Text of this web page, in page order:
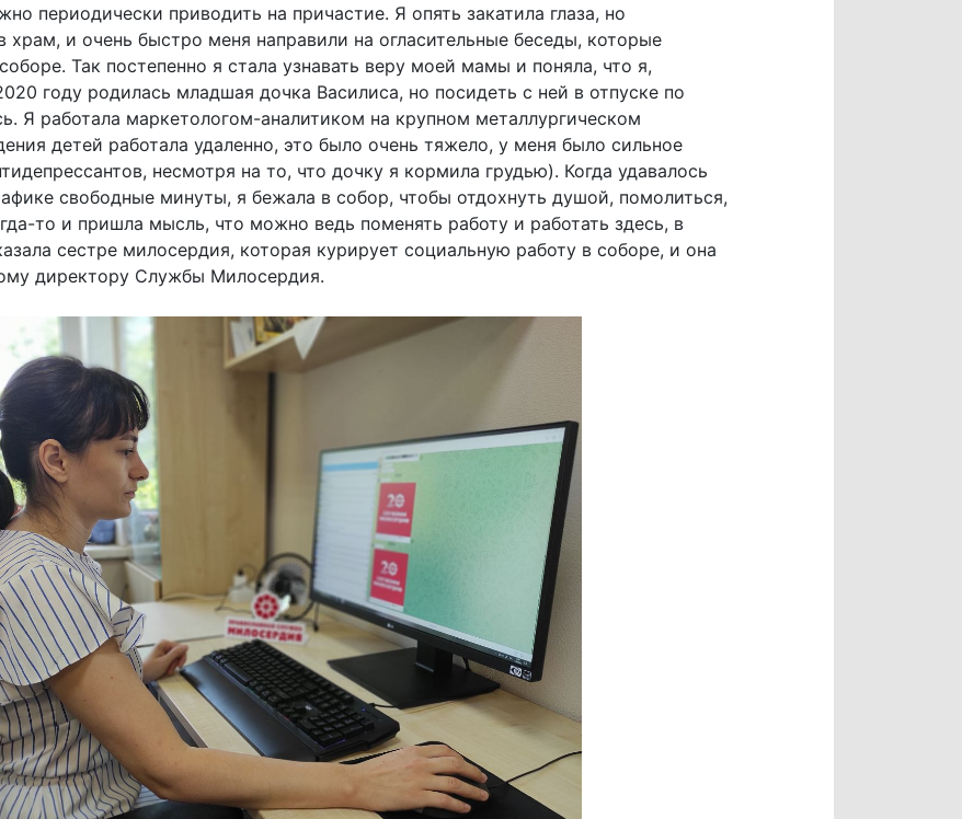
периодически приводить на причастие. Я опять закатила глаза, но
храм, и очень быстро меня направили на огласительные беседы, которые
Так постепенно я стала узнавать веру моей мамы и поняла, что я,
году родилась младшая дочка Василиса, но посидеть с ней в отпуске по
Я работала маркетологом-аналитиком на крупном металлургическом
детей работала удаленно, это было очень тяжело, у меня было сильное
несмотря на то, что дочку я кормила грудью). Когда удавалось
свободные минуты, я бежала в собор, чтобы отдохнуть душой, помолиться,
то и пришла мысль, что можно ведь поменять работу и работать здесь, в
сестре милосердия, которая курирует социальную работу в соборе, и она
директору Службы Милосердия.